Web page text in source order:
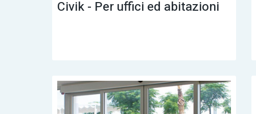
Civik - Per uffici ed abitazioni